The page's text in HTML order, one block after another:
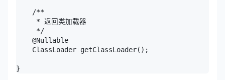
/**
* 返回类加载器
*/
@Nullable
ClassLoader getClassLoader();